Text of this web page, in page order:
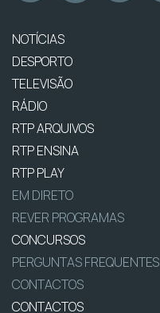
NOTÍCIAS
DESPORTO
TELEVISÃO
RÁDIO
RTP ARQUIVOS
RTP ENSINA
RTP PLAY
EM DIRETO
REVER PROGRAMAS
CONCURSOS
PERGUNTAS FREQUENTES
CONTACTOS
CONTACTOS